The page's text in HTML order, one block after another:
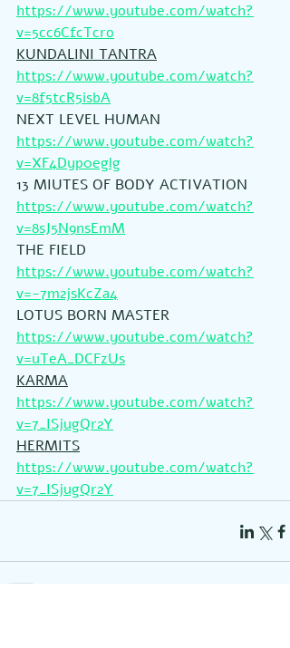
https://www.youtube.com/watch?
v=5cc6CfcTcro
KUNDALINI TANTRA
https://www.youtube.com/watch?
v=8f5tcR5isbA
NEXT LEVEL HUMAN
https://www.youtube.com/watch?
v=XF4Dyp0eglg
13 MIUTES OF BODY ACTIVATION
https://www.youtube.com/watch?
v=8sJ5N9nsEmM
THE FIELD
https://www.youtube.com/watch?
v=-7m2jsKcZa4
LOTUS BORN MASTER
https://www.youtube.com/watch?
v=uTeA_DCFzUs
KARMA
https://www.youtube.com/watch?
v=7_ISjugQr2Y
HERMITS
https://www.youtube.com/watch?
v=7_ISjugQr2Y